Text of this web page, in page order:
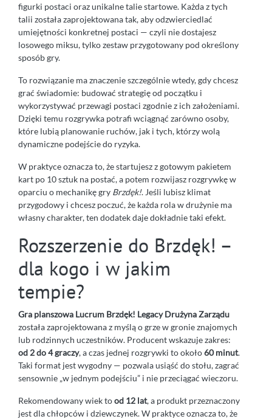
figurki postaci oraz unikalne talie startowe. Każda z tych
talii została zaprojektowana tak, aby odzwierciedlać
umiejętności konkretnej postaci — czyli nie dostajesz
losowego miksu, tylko zestaw przygotowany pod określony
sposób gry.
To rozwiązanie ma znaczenie szczególnie wtedy, gdy chcesz
grać świadomie: budować strategię od początku i
wykorzystywać przewagi postaci zgodnie z ich założeniami.
Dzięki temu rozgrywka potrafi wciągnąć zarówno osoby,
które lubią planowanie ruchów, jak i tych, którzy wolą
dynamiczne podejście do ryzyka.
W praktyce oznacza to, że startujesz z gotowym pakietem
kart po 10 sztuk na postać, a potem rozwijasz rozgrywkę w
oparciu o mechanikę gry Brzdęk!. Jeśli lubisz klimat
przygodowy i chcesz poczuć, że każda rola w drużynie ma
własny charakter, ten dodatek daje dokładnie taki efekt.
Rozszerzenie do Brzdęk! –
dla kogo i w jakim
tempie?
Gra planszowa Lucrum Brzdęk! Legacy Drużyna Zarządu
została zaprojektowana z myślą o grze w gronie znajomych
lub rodzinnych uczestników. Producent wskazuje zakres:
od 2 do 4 graczy, a czas jednej rozgrywki to około60 minut.
Taki format jest wygodny — pozwala usiąść do stołu, zagrać
sensownie „w jednym podejściu” i nie przeciągać wieczoru.
Rekomendowany wiek tood 12 lat, a produkt przeznaczony
jest dla chłopców i dziewczynek. W praktyce oznacza to, że